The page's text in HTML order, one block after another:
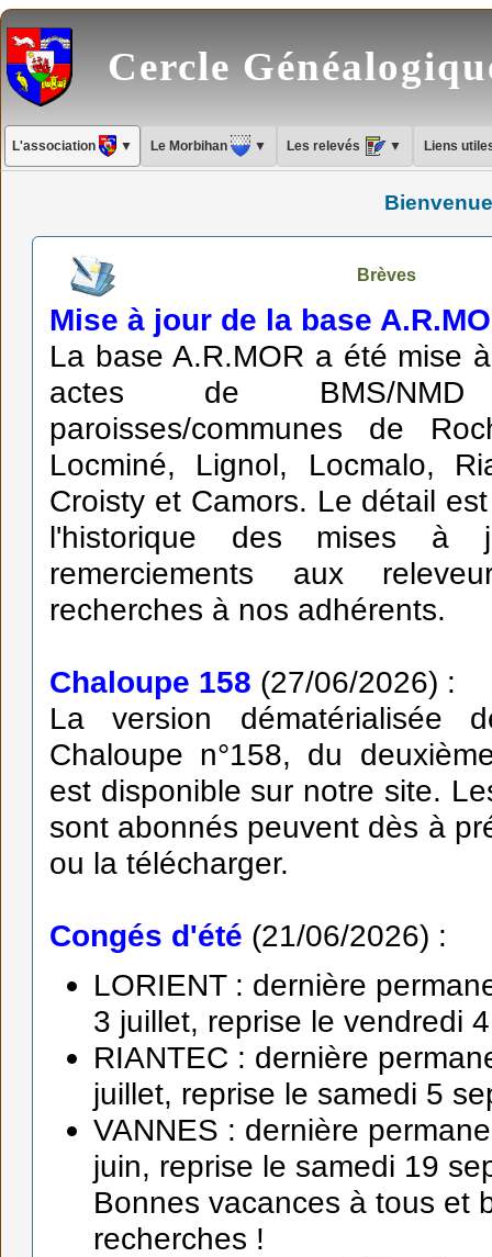
Cercle
L'association ▼ Le Morbihan ▼ Les relevés ▼ Liens
Brèves
Mise à jour de la base
La base A.R.MOR a été mise
actes de BMS/
paroisses/communes de
Locminé, Lignol, Locmalo,
Croisty et Camors. Le détail
l'historique des mises à
remerciements aux
recherches à nos adhérents.
Chaloupe 158 (27/06/2026) :
La version dématérialisée
Chaloupe n°158, du
est disponible sur notre site.
sont abonnés peuvent dès à
ou la télécharger.
Congés d'été (21/06/2026) :
LORIENT : dernière
3 juillet, reprise le vendredi
RIANTEC : dernière
juillet, reprise le samedi 5
VANNES : dernière
juin, reprise le samedi 19
Bonnes vacances à tous et
recherches !